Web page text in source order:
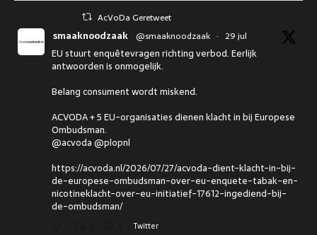
AcVoDa Geretweet
smaaknoodzaak @smaaknoodzaak · 29 jul
EU stuurt enquêtevragen richting verbod. Eerlijk
antwoorden is onmogelijk.
Belang consument wordt miskend.
ACVODA + 5 EU-organisaties dienen klacht in bij Europese
Ombudsman.
@acvoda @plopnl
https://acvoda.nl/2026/07/27/acvoda-dient-klacht-in-bij-
de-europese-ombudsman-over-eu-enquete-tabak-en-
nicotineklacht-over-eu-initiatief-17612-ingediend-bij-
de-ombudsman/
Twitter